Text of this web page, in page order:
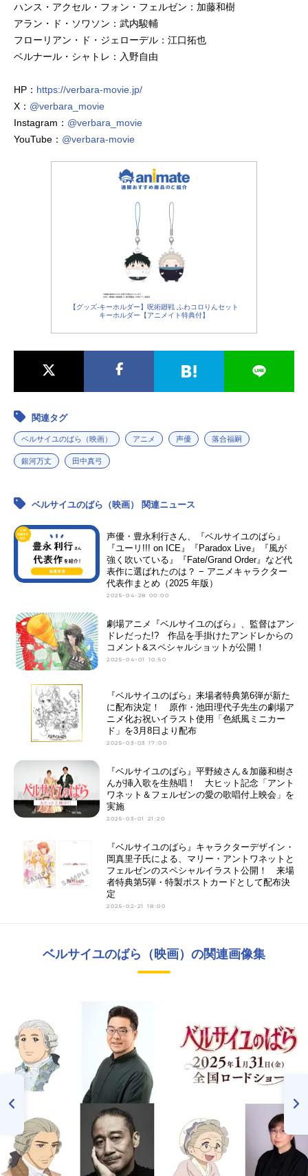
ハンス・アクセル・フォン・フェルゼン：加藤和樹
アラン・ド・ソワソン：武内駿輔
フローリアン・ド・ジェローデル：江口拓也
ベルナール・シャトレ：入野自由
HP： https://verbara-movie.jp/
X： @verbara_movie
Instagram： @verbara_movie
YouTube： @verbara-movie
【グッズ-キーホルダー】呪術廻戦 ふわコロりんセット
キーホルダー【アニメイト特典付】
関連タグ
ベルサイユのばら（映画） アニメ 声優 落合福嗣
銀河万丈 田中真弓
ベルサイユのばら（映画） 関連ニュース
声優・豊永利行さん、『ベルサイユのばら』
『ユーリ!!! on ICE』『Paradox Live』『風が
強く吹いている』『Fate/Grand Order』など代
表作に選ばれたのは？ − アニメキャラクター
代表作まとめ（2025 年版）
2025-04-28 00:00
劇場アニメ『ベルサイユのばら』、監督はアン
ドレだった!? 作品を手掛けたアンドレからの
コメント&スペシャルショットが公開！
2025-04-01 10:50
『ベルサイユのばら』来場者特典第6弾が新た
に配布決定！ 原作・池田理代子先生の劇場ア
ニメ化お祝いイラスト使用「色紙風ミニカー
ド」を3月8日より配布
2025-03-03 17:00
『ベルサイユのばら』平野綾さん＆加藤和樹さ
んが挿入歌を生熱唱！ 大ヒット記念「アント
ワネット＆フェルゼンの愛の歌唱付上映会」を
実施
2025-03-01 21:20
『ベルサイユのばら』キャラクターデザイン・
岡真里子氏による、マリー・アントワネットと
フェルゼンのスペシャルイラスト公開！ 来場
者特典第5弾・特製ポストカードとして配布決
定
2025-02-21 18:00
ベルサイユのばら（映画）の関連画像集